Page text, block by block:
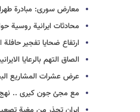
معارض سوری: مبادرة
محادثات ایرانیة روسیة
ارتفاع ضحایا تفجیر حافلة الزوار
الصاق التهم بالرعایا
عرض عشرات المشاریع
مع مجئ جون کیری .. نهج